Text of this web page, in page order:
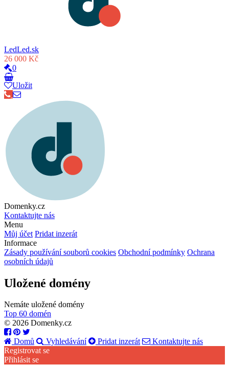
LedLed.sk
26 000 Kč
0
Uložit
Domenky.cz
Kontaktujte nás
Menu
Můj účet Pridat inzerát
Informace
Zásady používání souborů cookies Obchodní podmínky Ochrana
osobních údajů
Uložené domény
Nemáte uložené domény
Top 60 domén
© 2026 Domenky.cz
Domů Vyhledávání Pridat inzerát
Kontaktujte nás
Registrovat se
Přihlásit se